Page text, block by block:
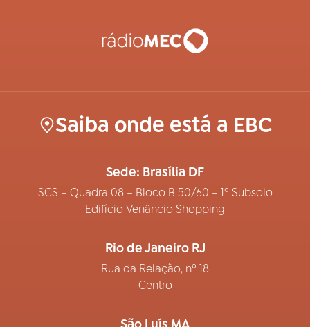
Saiba onde está a EBC
Sede: Brasília DF
SCS – Quadra 08 – Bloco B 50/60 – 1º Subsolo
Edifício Venâncio Shopping
Rio de Janeiro RJ
Rua da Relação, nº 18
Centro